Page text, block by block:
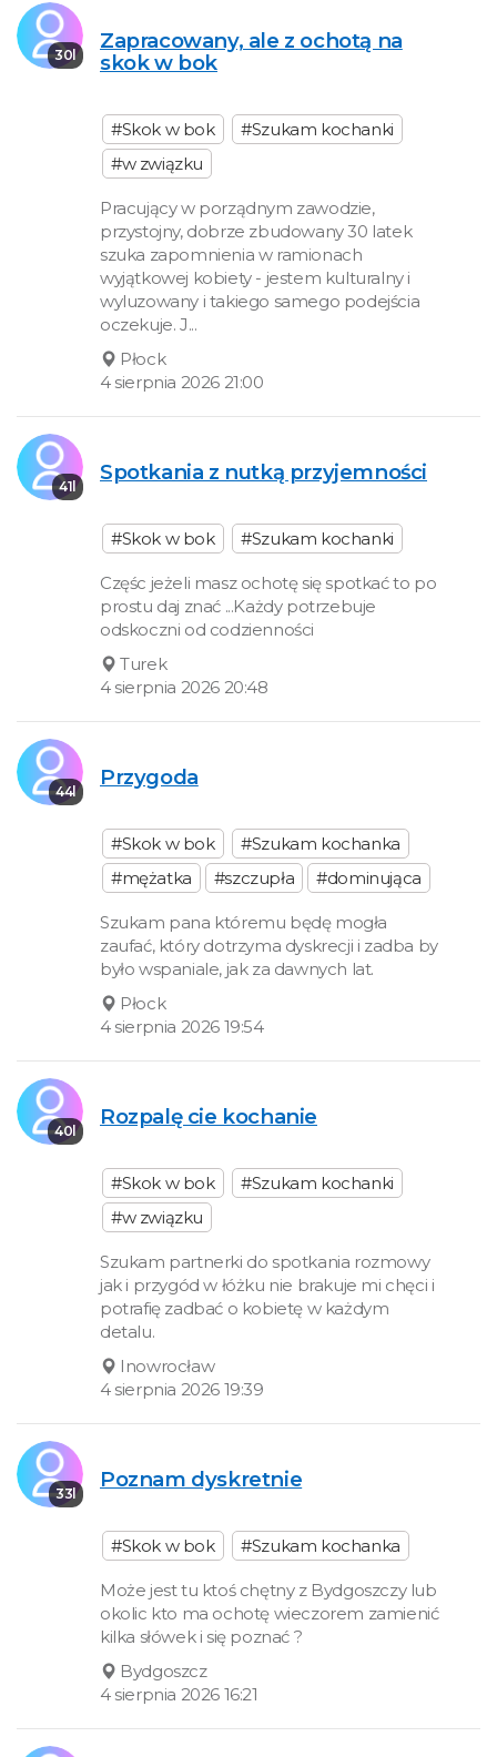
30l
Zapracowany, ale z ochotą na
skok w bok
#Skok w bok
#Szukam kochanki
#w związku
Pracujący w porządnym zawodzie,
przystojny, dobrze zbudowany 30 latek
szuka zapomnienia w ramionach
wyjątkowej kobiety - jestem kulturalny i
wyluzowany i takiego samego podejścia
oczekuje. J...
Płock
4 sierpnia 2026 21:00
41l
Spotkania z nutką przyjemności
#Skok w bok #Szukam kochanki
Częśc jeżeli masz ochotę się spotkać to po
prostu daj znać ...Każdy potrzebuje
odskoczni od codzienności
Turek
4 sierpnia 2026 20:48
44l
Przygoda
#Skok w bok
#Szukam kochanka
#mężatka
#szczupła #dominująca
Szukam pana któremu będę mogła
zaufać, który dotrzyma dyskrecji i zadba by
było wspaniale, jak za dawnych lat.
Płock
4 sierpnia 2026 19:54
40l
Rozpalę cie kochanie
#Skok w bok
#Szukam kochanki
#w związku
Szukam partnerki do spotkania rozmowy
jak i przygód w łóżku nie brakuje mi chęci i
potrafię zadbać o kobietę w każdym
detalu.
Inowrocław
4 sierpnia 2026 19:39
33l
Poznam dyskretnie
#Skok w bok #Szukam kochanka
Może jest tu ktoś chętny z Bydgoszczy lub
okolic kto ma ochotę wieczorem zamienić
kilka słówek i się poznać ?
Bydgoszcz
4 sierpnia 2026 16:21